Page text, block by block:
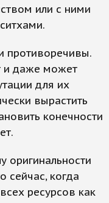
или с ними
противоречивы.
и даже может
для их
вырастить
конечности
оригинальности
сейчас, когда
ресурсов как